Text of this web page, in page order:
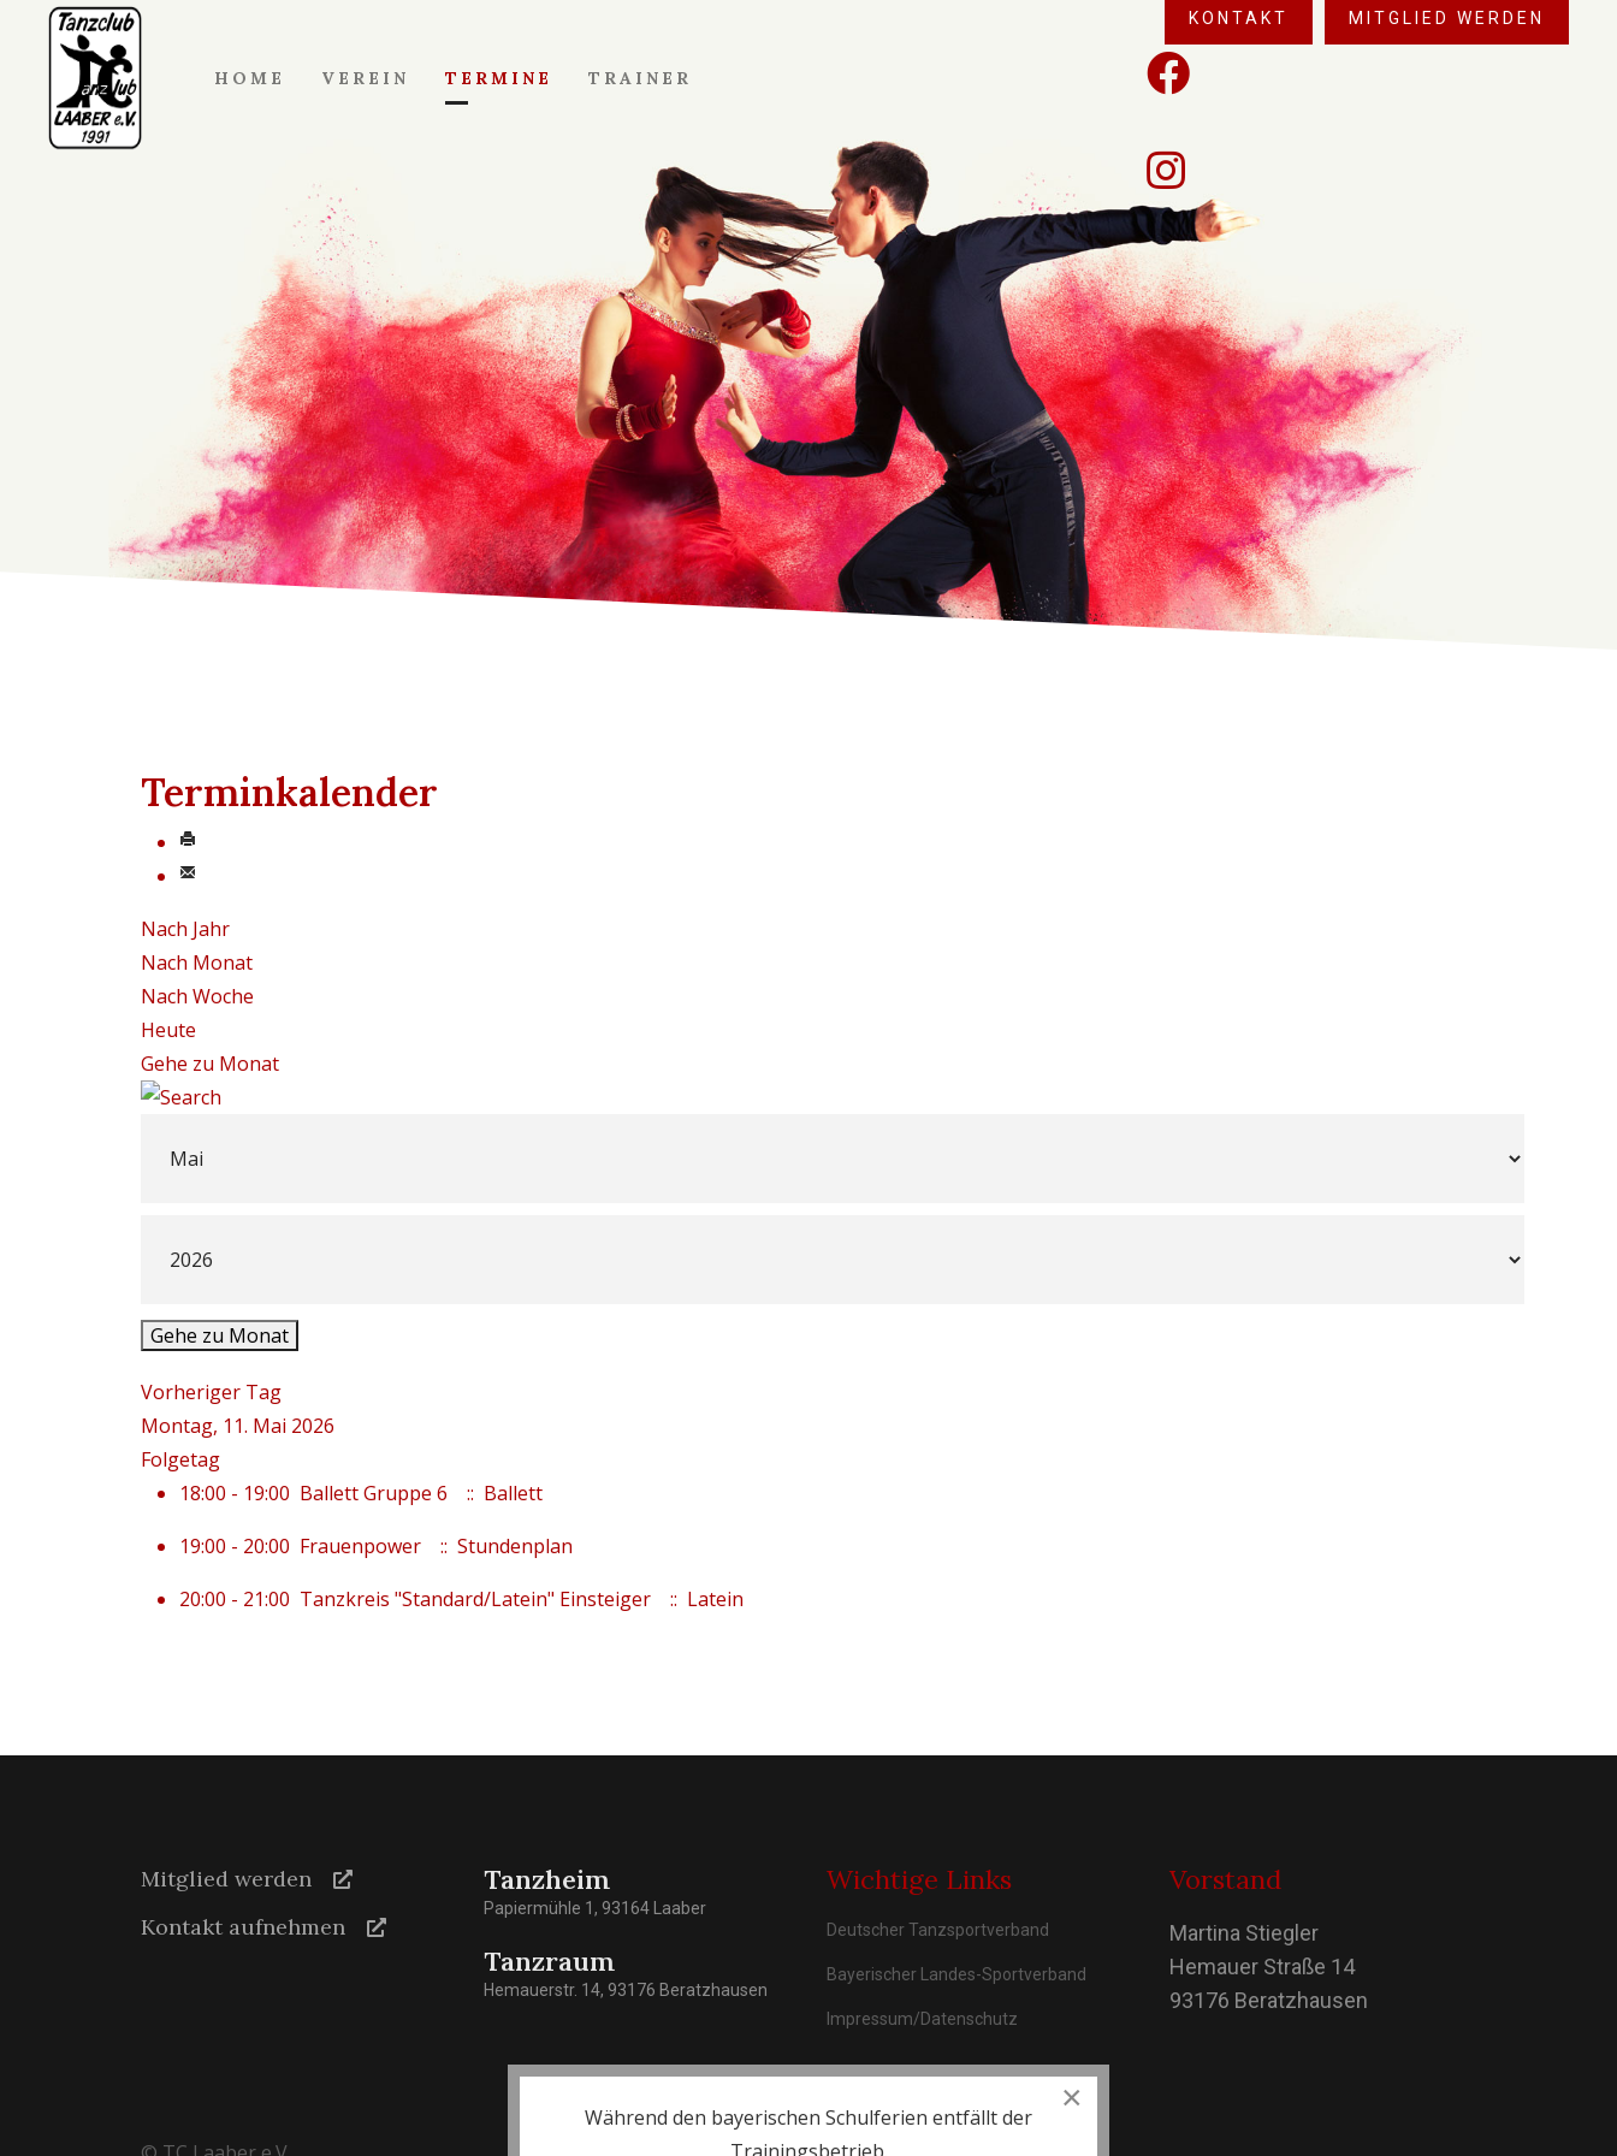
KONTAKT MITGLIED WERDEN
HOME VEREIN TERMINE TRAINER
Terminkalender
Nach Jahr
Nach Monat
Nach Woche
Heute
Gehe zu Monat
Gehe zu Monat
Vorheriger Tag
Montag, 11. Mai 2026
Folgetag
18:00 - 19:00 Ballett Gruppe 6
:: Ballett
19:00 - 20:00 Frauenpower
:: Stundenplan
20:00 - 21:00 Tanzkreis "Standard/Latein" Einsteiger :: Latein
Mitglied werden
Kontakt aufnehmen
Tanzheim
Papiermühle 1, 93164 Laaber
Tanzraum
Hemauerstr. 14, 93176 Beratzhausen
Wichtige Links
Deutscher Tanzsportverband
Bayerischer Landes-Sportverband
Impressum/Datenschutz
Vorstand
Martina Stiegler
Hemauer Straße 14
93176 Beratzhausen
×
Während den bayerischen Schulferien entfällt der